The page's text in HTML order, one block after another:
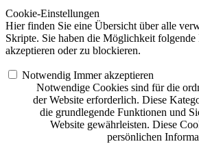
Cookie-Einstellungen
Hier finden Sie eine Übersicht über alle
Skripte. Sie haben die Möglichkeit folgende
akzeptieren oder zu blockieren.
Notwendig Immer akzeptieren
Notwendige Cookies sind für die
der Website erforderlich. Diese
die grundlegende Funktionen und
Website gewährleisten. Diese
persönlichen